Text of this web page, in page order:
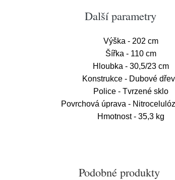
Další parametry
Výška - 202 cm
Šířka - 110 cm
Hloubka - 30,5/23 cm
Konstrukce - Dubové
Police - Tvrzené sklo
Povrchová úprava -
Hmotnost - 35,3 kg
Podobné produkty